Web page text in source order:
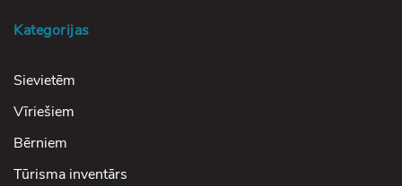
Kategorijas
Sievietēm
Vīriešiem
Bērniem
Tūrisma inventārs